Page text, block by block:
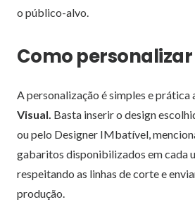
o público-alvo.
Como personalizar
A personalização é simples e prática
Visual. Basta inserir o design
ou pelo Designer IMbatível,
gabaritos disponibilizados em cada
respeitando as linhas de corte e
produção.